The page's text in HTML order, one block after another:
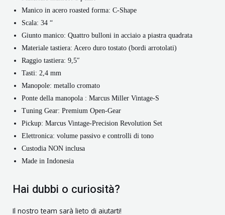
Manico in acero roasted forma: C-Shape
Scala: 34 “
Giunto manico: Quattro bulloni in acciaio a piastra quadrata
Materiale tastiera: Acero duro tostato (bordi arrotolati)
Raggio tastiera: 9,5″
Tasti: 2,4 mm
Manopole: metallo cromato
Ponte della manopola : Marcus Miller Vintage-S
Tuning Gear: Premium Open-Gear
Pickup: Marcus Vintage-Precision Revolution Set
Elettronica: volume passivo e controlli di tono
Custodia NON inclusa
Made in Indonesia
Hai dubbi o curiosità?
Il nostro team sarà lieto di aiutarti!